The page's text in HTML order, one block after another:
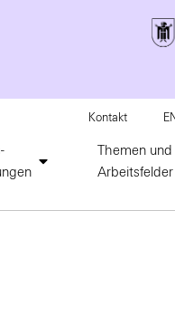
Kontakt
Themen und
Arbeitsfelder